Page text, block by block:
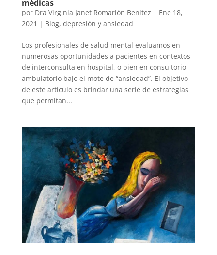
médicas
por Dra Virginia Janet Romarión Benitez | Ene 18,
2021 | Blog, depresión y ansiedad
Los profesionales de salud mental evaluamos en
numerosas oportunidades a pacientes en contextos
de interconsulta en hospital, o bien en consultorio
ambulatorio bajo el mote de “ansiedad”. El objetivo
de este artículo es brindar una serie de estrategias
que permitan...